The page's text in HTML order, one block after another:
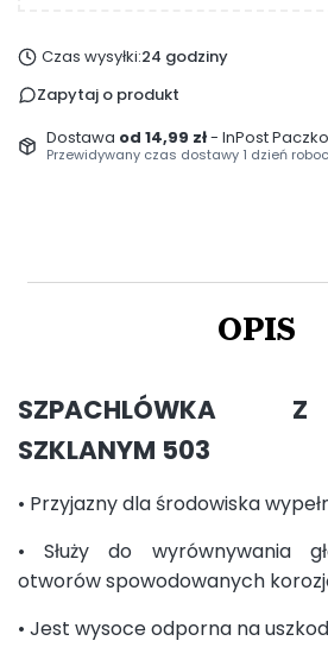
Czas wysyłki:24 godziny
Zapytaj o produkt
Dostawa od 14,99 zł- InPost
Przewidywany czas dostawy 1 dzień
OPIS
SZPACHLÓWKA
SZKLANYM 503
• Przyjazny dla środowiska
• Służy do wyrównywania
otworów spowodowanych
• Jest wysoce odporna na